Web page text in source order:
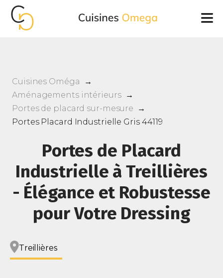
Cuisines Oméga
→
Aménagements intérieurs →
Portes de placard sur-mesure
→
Portes Placard Industrielle Gris 44119
Portes de Placard
Industrielle à Treillières
- Élégance et Robustesse
pour Votre Dressing
Treillières